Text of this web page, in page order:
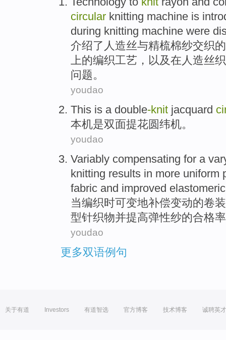
circular knitting machine is
during knitting machine were
介绍了 人造丝与精梳棉纱交织
上的编织工艺 ，以及在人造丝
问题。
youdao
This is a double-knit jacquard
本机是双面提花圆纬机。
youdao
Variably compensating for a
knitting results in more uniform
fabric and improved elastomeric
当编织时可变地补偿变动的卷装
型针织物并提高弹性纱的合格
youdao
更多双语例句
关于有道 Investors 有道智选 官方博客 技术博客 诚聘英才